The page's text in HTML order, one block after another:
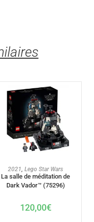
AJOUTER AU PANIER
2021, Lego Star Wars
La salle de méditation de
Dark Vador™ (75296)
120,00€